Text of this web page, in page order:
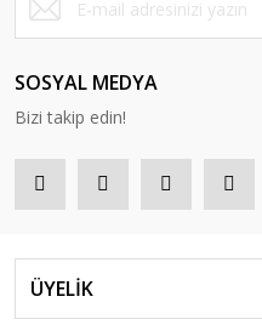
SOSYAL MEDYA
Bizi takip edin!
ÜYELİK